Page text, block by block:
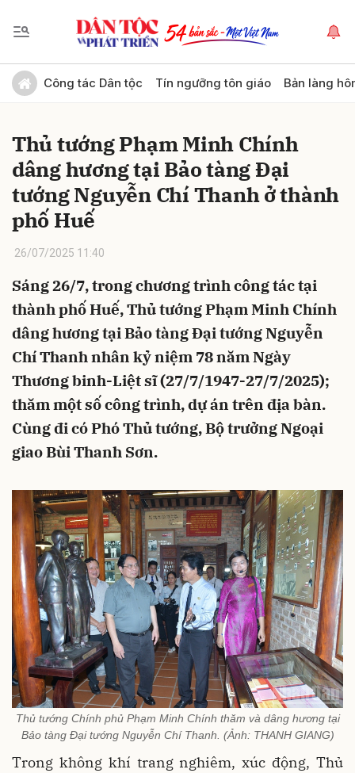
Công tác Dân tộc Tín ngưỡng tôn giáo Bản làng
Thủ tướng Phạm Minh Chính
dâng hương tại Bảo tàng Đại
tướng Nguyễn Chí Thanh ở thành
phố Huế
26/07/2025 11:40
Sáng 26/7, trong chương trình công tác tại
thành phố Huế, Thủ tướng Phạm Minh Chính
dâng hương tại Bảo tàng Đại tướng Nguyễn
Chí Thanh nhân kỷ niệm 78 năm Ngày
Thương binh-Liệt sĩ (27/7/1947-27/7/2025);
thăm một số công trình, dự án trên địa bàn.
Cùng đi có Phó Thủ tướng, Bộ trưởng Ngoại
giao Bùi Thanh Sơn.
Thủ tướng Chính phủ Phạm Minh Chính thăm và dâng hương tại
Bảo tàng Đại tướng Nguyễn Chí Thanh. (Ảnh: THANH GIANG)
Trong không khí trang nghiêm, xúc động, Thủ
Gửi bình luận